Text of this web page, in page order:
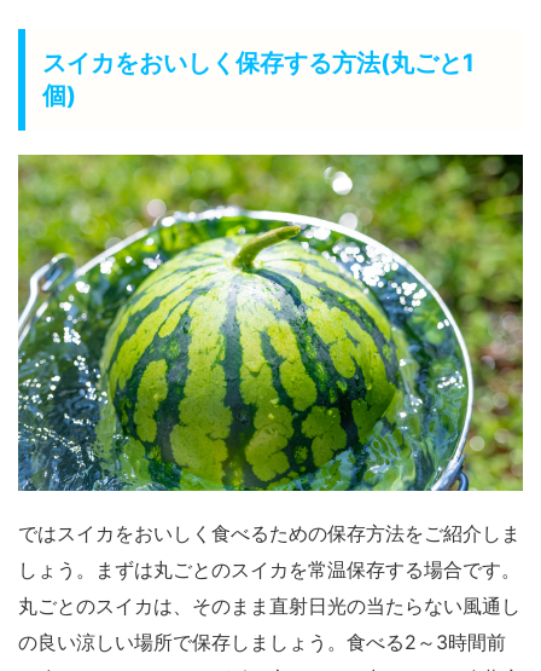
スイカをおいしく保存する方法(丸ごと1
個)
ではスイカをおいしく食べるための保存方法をご紹介しま
しょう。まずは丸ごとのスイカを常温保存する場合です。
丸ごとのスイカは、そのまま 直射日光の当たらない風通し
の良い涼しい場所で保存しましょう。 食べる2～3時間前